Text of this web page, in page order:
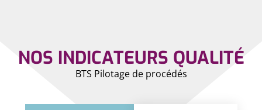
NOS INDICATEURS QUALITÉ
BTS Pilotage de procédés